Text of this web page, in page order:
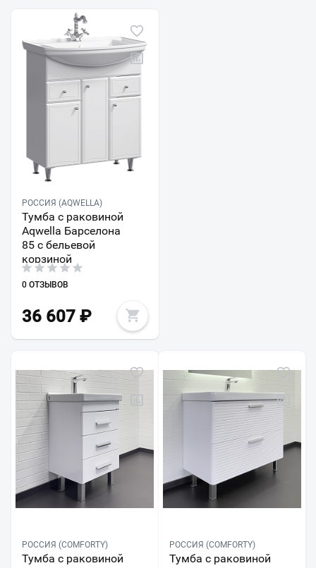
РОССИЯ (AQWELLA)
Тумба с раковиной
Aqwella Барселона
85 с бельевой
корзиной
0 ОТЗЫВОВ
36 607 ₽
РОССИЯ (COMFORTY)
Тумба с раковиной
РОССИЯ (COMFORTY)
Тумба с раковиной